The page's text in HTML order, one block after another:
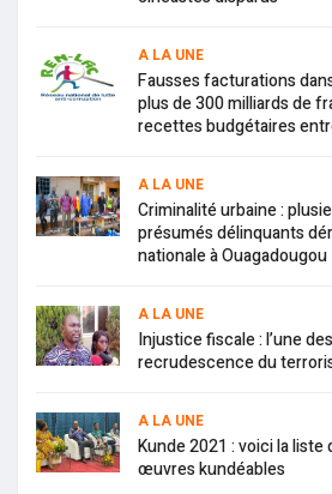
A LA UNE
Fausses facturations
plus de 300 milliards de
recettes budgétaires
A LA UNE
Criminalité urbaine :
présumés délinquants
nationale à Ouagadougou
A LA UNE
Injustice fiscale : l’une
recrudescence du
A LA UNE
Kunde 2021 : voici la
œuvres kundéables